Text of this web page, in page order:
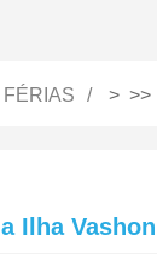
> >>
Ilha Vashon